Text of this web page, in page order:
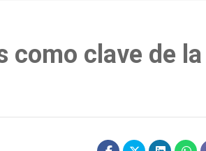
como clave de la